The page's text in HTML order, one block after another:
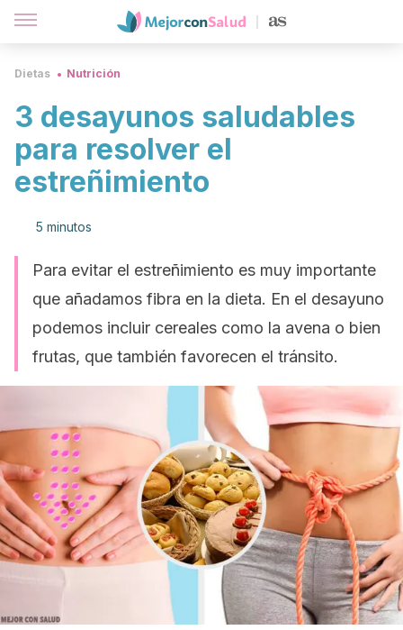
Dietas Nutrición
3 desayunos saludables
para resolver el
estreñimiento
5 minutos
Para evitar el estreñimiento es muy importante
que añadamos fibra en la dieta. En el desayuno
podemos incluir cereales como la avena o bien
frutas, que también favorecen el tránsito.